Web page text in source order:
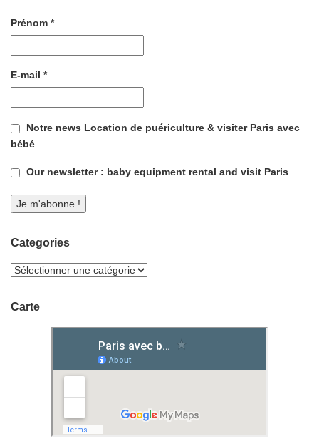
Prénom *
E-mail *
Notre news Location de puériculture & visiter Paris avec
bébé
Our newsletter : baby equipment rental and visit Paris
Categories
Carte